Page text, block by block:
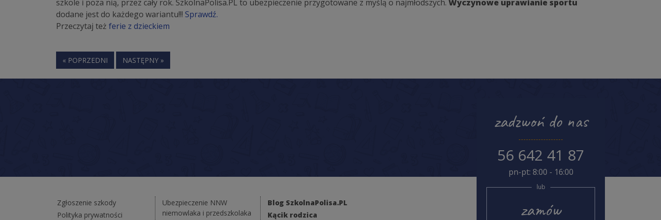
szkole i poza nią, przez cały rok. SzkolnaPolisa.PL to ubezpieczenie przygotowane z myślą o najmłodszych. Wyczynowe uprawianie sportu
dodane jest do każdego wariantu!!! Sprawdź.
Przeczytaj też ferie z dzieckiem
« POPRZEDNI NASTĘPNY »
Zgłoszenie szkody
Polityka prywatności
Ubezpieczenie NNW
niemowlaka i przedszkolaka
Blog SzkolnaPolisa.PL
Kącik rodzica
zadzwoń do nas
56 642 41 87
pn-pt: 8:00 - 16:00
lub
zamów